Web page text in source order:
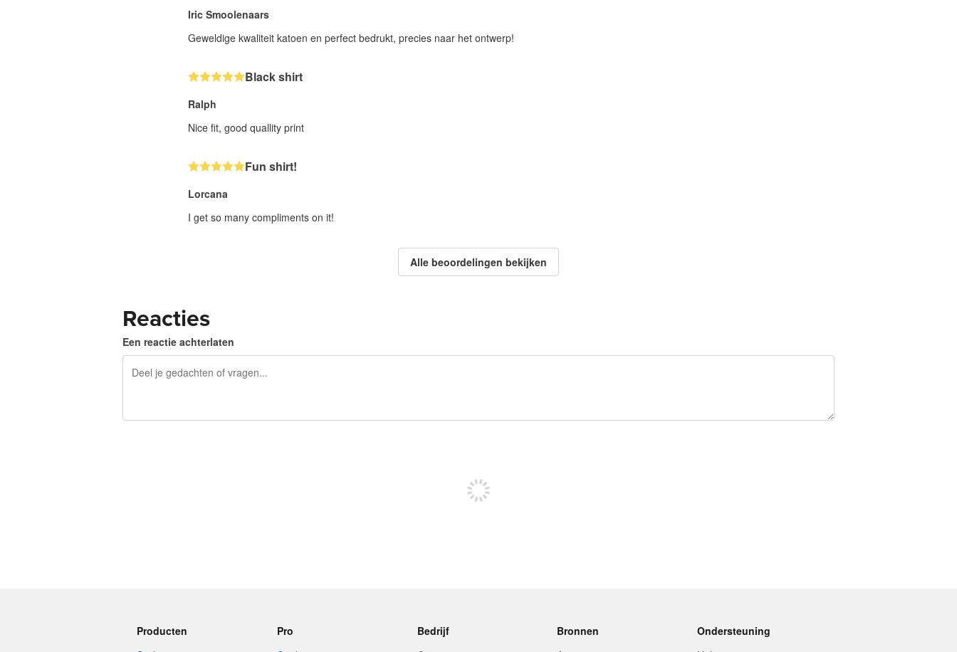
Iric Smoolenaars
Geweldige kwaliteit katoen en perfect bedrukt, precies naar het ontwerp!
Black shirt
Ralph
Nice fit, good quallity print
Fun shirt!
Lorcana
I get so many compliments on it!
Alle beoordelingen bekijken
Reacties
Een reactie achterlaten
Producten
Pro
Bedrijf
Bronnen
Ondersteuning